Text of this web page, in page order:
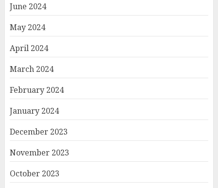
June 2024
May 2024
April 2024
March 2024
February 2024
January 2024
December 2023
November 2023
October 2023